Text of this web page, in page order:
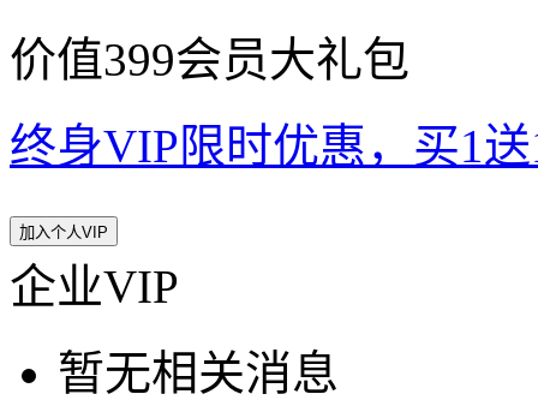
价值399会员大礼包
终身VIP限时优惠，买1
加入个人VIP
企业VIP
暂无相关消息